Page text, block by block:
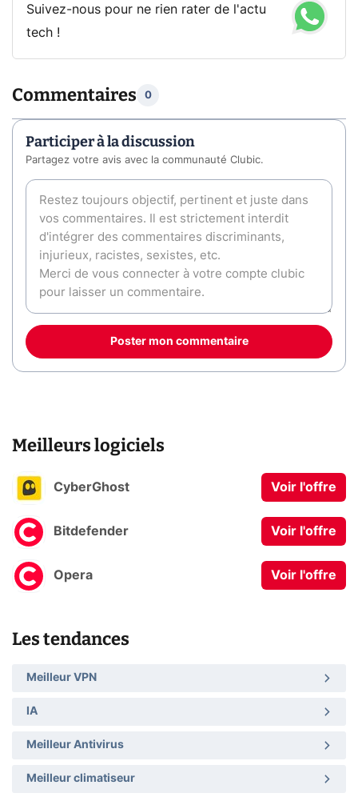
Suivez-nous pour ne rien rater de l'actu
tech !
Commentaires 0
Participer à la discussion
Partagez votre avis avec la communauté Clubic.
Poster mon commentaire
Meilleurs logiciels
CyberGhost Voir l'offre
Bitdefender Voir l'offre
Opera Voir l'offre
Les tendances
Meilleur VPN
IA
Meilleur Antivirus
Meilleur climatiseur